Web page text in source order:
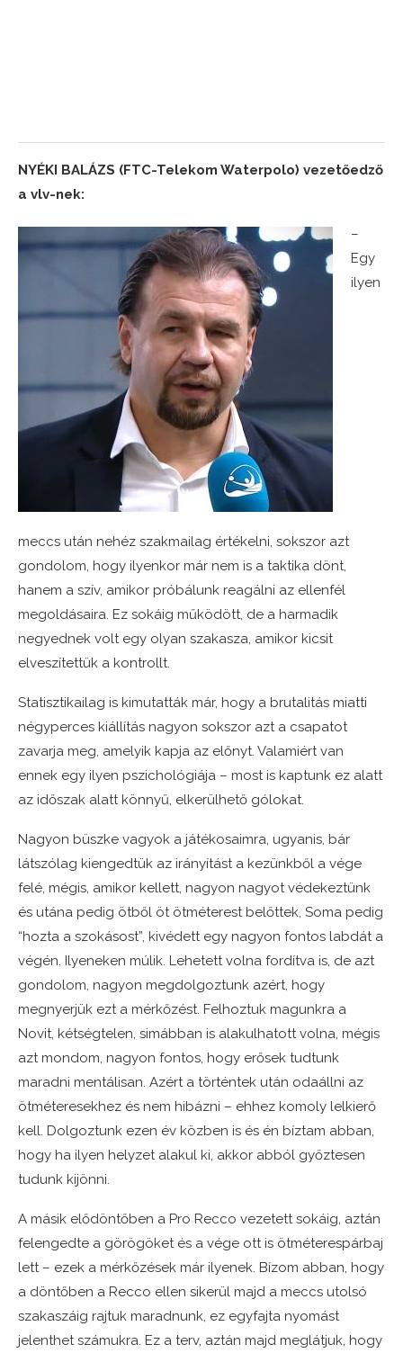
NYÉKI BALÁZS (FTC-Telekom Waterpolo) vezetőedző
a vlv-nek:
–
Egy
ilyen
meccs után nehéz szakmailag értékelni, sokszor azt
gondolom, hogy ilyenkor már nem is a taktika dönt,
hanem a szív, amikor próbálunk reagálni az ellenfél
megoldásaira. Ez sokáig működött, de a harmadik
negyednek volt egy olyan szakasza, amikor kicsit
elveszítettük a kontrollt.
Statisztikailag is kimutatták már, hogy a brutalitás miatti
négyperces kiállítás nagyon sokszor azt a csapatot
zavarja meg, amelyik kapja az előnyt. Valamiért van
ennek egy ilyen pszichológiája – most is kaptunk ez alatt
az időszak alatt könnyű, elkerülhető gólokat.
Nagyon büszke vagyok a játékosaimra, ugyanis, bár
látszólag kiengedtük az irányítást a kezünkből a vége
felé, mégis, amikor kellett, nagyon nagyot védekeztünk
és utána pedig ötből öt ötméterest belőttek, Soma pedig
“hozta a szokásost”, kivédett egy nagyon fontos labdát a
végén. Ilyeneken múlik. Lehetett volna fordítva is, de azt
gondolom, nagyon megdolgoztunk azért, hogy
megnyerjük ezt a mérkőzést. Felhoztuk magunkra a
Novit, kétségtelen, simábban is alakulhatott volna, mégis
azt mondom, nagyon fontos, hogy erősek tudtunk
maradni mentálisan. Azért a történtek után odaállni az
ötméteresekhez és nem hibázni – ehhez komoly lelkierő
kell. Dolgoztunk ezen év közben is és én bíztam abban,
hogy ha ilyen helyzet alakul ki, akkor abból győztesen
tudunk kijönni.
A másik elődöntőben a Pro Recco vezetett sokáig, aztán
felengedte a görögöket és a vége ott is ötméterespárbaj
lett – ezek a mérkőzések már ilyenek. Bízom abban, hogy
a döntőben a Recco ellen sikerül majd a meccs utolsó
szakaszáig rajtuk maradnunk, ez egyfajta nyomást
jelenthet számukra. Ez a terv, aztán majd meglátjuk, hogy